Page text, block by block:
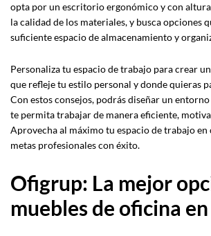
opta por un escritorio ergonómico y con
la calidad de los materiales, y busca opciones
suficiente espacio de almacenamiento y
Personaliza tu espacio de trabajo para crear
que refleje tu estilo personal y donde quieras
Con estos consejos, podrás diseñar un
te permita trabajar de manera eficiente,
Aprovecha al máximo tu espacio de trabajo en
metas profesionales con éxito.
Ofigrup: La mejor
muebles de oficina